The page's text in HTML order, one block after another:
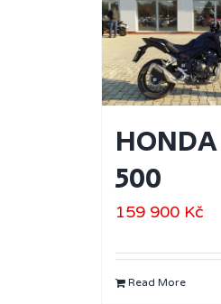
500
159 900 Kč
Read More